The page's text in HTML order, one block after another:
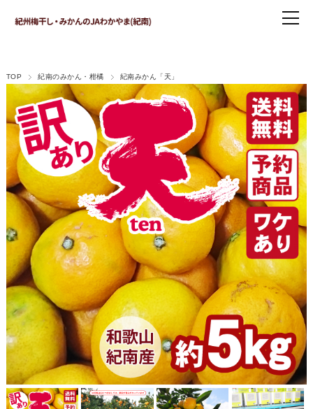
TOP 紀南のみかん・柑橘 紀南みかん「天」